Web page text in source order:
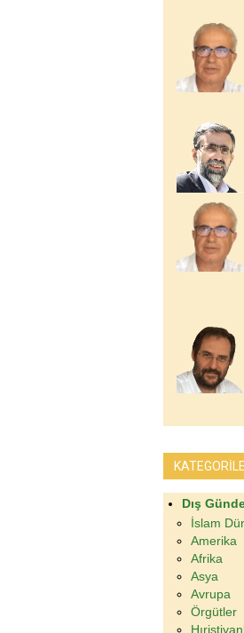
Dış
İslam
Amerika
Afrika
Asya
Avrupa
Örgütler